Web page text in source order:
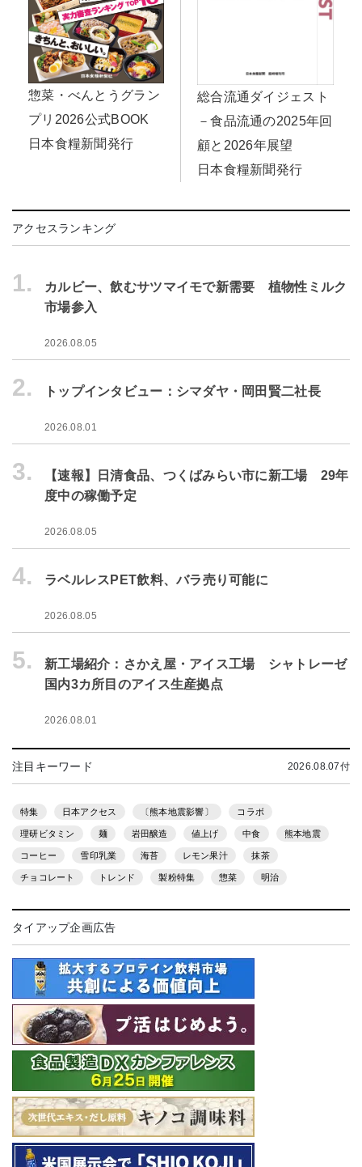
惣菜・べんとうグラン
プリ2026公式BOOK
日本食糧新聞発行
総合流通ダイジェスト
－食品流通の2025年回
顧と2026年展望
日本食糧新聞発行
アクセスランキング
1.
カルビー、飲むサツマイモで新需要 植物性ミルク
市場参入
2026.08.05
2. トップインタビュー：シマダヤ・岡田賢二社長
2026.08.01
3.
【速報】日清食品、つくばみらい市に新工場 29年
度中の稼働予定
2026.08.05
4. ラベルレスPET飲料、バラ売り可能に
2026.08.05
5.
新工場紹介：さかえ屋・アイス工場 シャトレーゼ
国内3カ所目のアイス生産拠点
2026.08.01
注目キーワード 2026.08.07付
特集 日本アクセス 〔熊本地震影響〕 コラボ
理研ビタミン 麺 岩田醸造 値上げ 中食 熊本地震
コーヒー 雪印乳業 海苔 レモン果汁 抹茶
チョコレート トレンド 製粉特集 惣菜 明治
タイアップ企画広告